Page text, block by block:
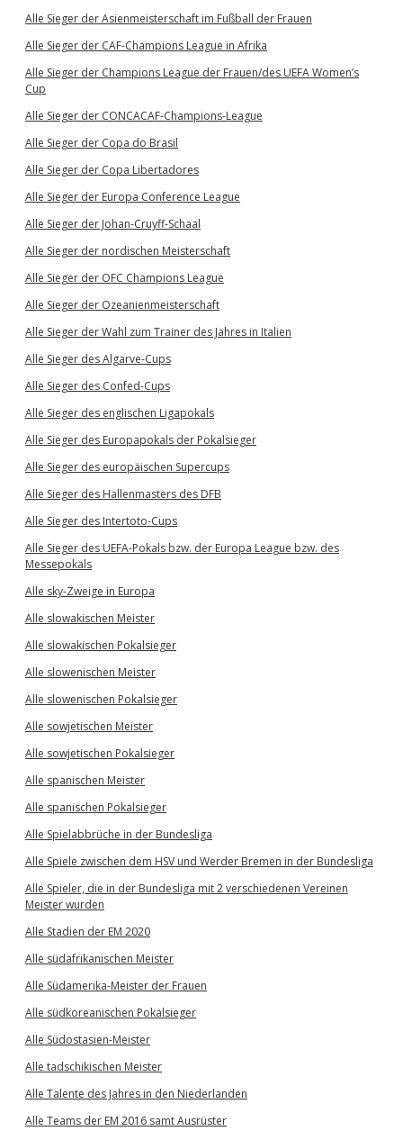
Alle Sieger der Asienmeisterschaft im Fußball der Frauen
Alle Sieger der CAF-Champions League in Afrika
Alle Sieger der Champions League der Frauen/des UEFA Women’s
Cup
Alle Sieger der CONCACAF-Champions-League
Alle Sieger der Copa do Brasil
Alle Sieger der Copa Libertadores
Alle Sieger der Europa Conference League
Alle Sieger der Johan-Cruyff-Schaal
Alle Sieger der nordischen Meisterschaft
Alle Sieger der OFC Champions League
Alle Sieger der Ozeanienmeisterschaft
Alle Sieger der Wahl zum Trainer des Jahres in Italien
Alle Sieger des Algarve-Cups
Alle Sieger des Confed-Cups
Alle Sieger des englischen Ligapokals
Alle Sieger des Europapokals der Pokalsieger
Alle Sieger des europäischen Supercups
Alle Sieger des Hallenmasters des DFB
Alle Sieger des Intertoto-Cups
Alle Sieger des UEFA-Pokals bzw. der Europa League bzw. des
Messepokals
Alle sky-Zweige in Europa
Alle slowakischen Meister
Alle slowakischen Pokalsieger
Alle slowenischen Meister
Alle slowenischen Pokalsieger
Alle sowjetischen Meister
Alle sowjetischen Pokalsieger
Alle spanischen Meister
Alle spanischen Pokalsieger
Alle Spielabbrüche in der Bundesliga
Alle Spiele zwischen dem HSV und Werder Bremen in der Bundesliga
Alle Spieler, die in der Bundesliga mit 2 verschiedenen Vereinen
Meister wurden
Alle Stadien der EM 2020
Alle südafrikanischen Meister
Alle Südamerika-Meister der Frauen
Alle südkoreanischen Pokalsieger
Alle Südostasien-Meister
Alle tadschikischen Meister
Alle Talente des Jahres in den Niederlanden
Alle Teams der EM 2016 samt Ausrüster